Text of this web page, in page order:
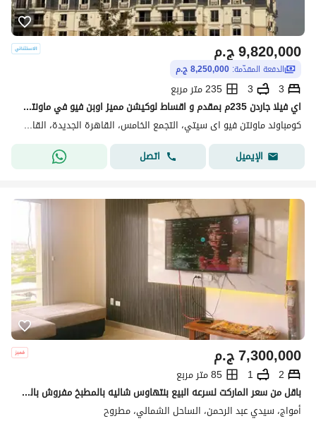
ج.م9,820,000
الدفعة المقدّمة: 8,250,000 ج.م
3
3
235 متر مربع
اي فيلا جاردن 235م بمقدم و اقساط لوكيشن مميز اوبن فيو في ماونتن فيو اي سيتي التجمع الخامس القاهرة الجديدة بجوار ميفيدا و هايد بارك
كومباوند ماونتن فيو اى سيتي، التجمع الخامس، القاهرة الجديدة، القاهرة
الإيميل
اتصل
ج.م7,300,000
2
1
85 متر مربع
باقل من سعر الماركت لسرعه البيع بنتهاوس شاليه بالمطبخ مفروش بالكامل ريسيل فوري في أمواج الساحل الشمالي Sea view بتقسيمه خاصه جاهز للمعاينه و الاستلام
أمواج، سيدي عبد الرحمن، الساحل الشمالي، مطروح